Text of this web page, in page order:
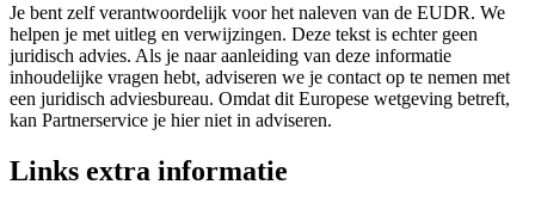
Je bent zelf verantwoordelijk voor het naleven van de EUDR. We
helpen je met uitleg en verwijzingen. Deze tekst is echter geen
juridisch advies. Als je naar aanleiding van deze informatie
inhoudelijke vragen hebt, adviseren we je contact op te nemen met
een juridisch adviesbureau. Omdat dit Europese wetgeving betreft,
kan Partnerservice je hier niet in adviseren.
Links extra informatie